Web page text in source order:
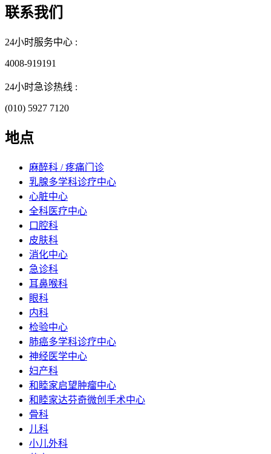
联系我们
24小时服务中心 :
4008-919191
24小时急诊热线 :
(010) 5927 7120
地点
麻醉科 / 疼痛门诊
乳腺多学科诊疗中心
心脏中心
全科医疗中心
口腔科
皮肤科
消化中心
急诊科
耳鼻喉科
眼科
内科
检验中心
肺癌多学科诊疗中心
神经医学中心
妇产科
和睦家启望肿瘤中心
和睦家达芬奇微创手术中心
骨科
儿科
小儿外科